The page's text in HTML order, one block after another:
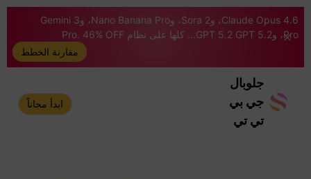
Claude Opus 4.6، وSora 2، وNano Banana Pro، وGemini 3
Pro، وGPT 5.2 GPT 5.2... كلها على نظام Pro. 46% OFF
مقارنة الخطط
جلوبال
جي بي
تي تي
ابدأ مجاناً